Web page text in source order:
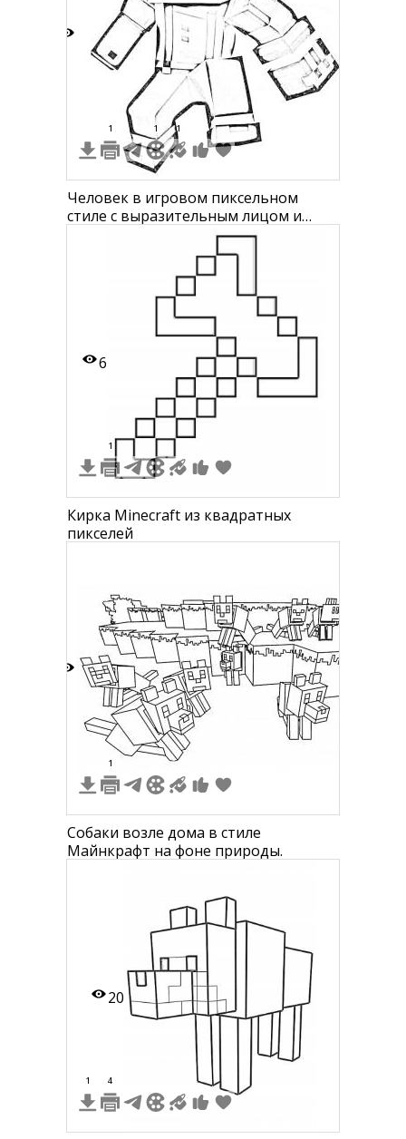
1 1 1
Человек в игровом пиксельном
стиле с выразительным лицом и
6
1
Кирка Minecraft из квадратных
пикселей
1
Собаки возле дома в стиле
Майнкрафт на фоне природы.
20
1 4